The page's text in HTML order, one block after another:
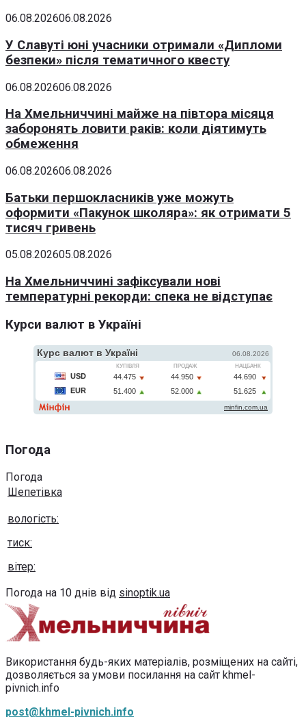
06.08.202606.08.2026
У Славуті юні учасники отримали «Дипломи
безпеки» після тематичного квесту
06.08.202606.08.2026
На Хмельниччині майже на півтора місяця
заборонять ловити раків: коли діятимуть
обмеження
06.08.202606.08.2026
Батьки першокласників уже можуть
оформити «Пакунок школяра»: як отримати 5
тисяч гривень
05.08.202605.08.2026
На Хмельниччині зафіксували нові
температурні рекорди: спека не відступає
Курси валют в Україні
Погода
Погода
Шепетівка
вологість:
тиск:
вітер:
Погода на 10 днів від sinoptik.ua
Використання будь-яких матеріалів, розміщених на сайті,
дозволяється за умови посилання на сайт khmel-
pivnich.info
post@khmel-pivnich.info